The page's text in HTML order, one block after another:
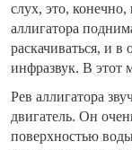
слух, это,
аллигатора
раскачиваться, и
инфразвук. В этот
Рев аллигатора
двигатель. Он
поверхностью